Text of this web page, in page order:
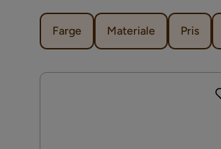
Farge Materiale Pris